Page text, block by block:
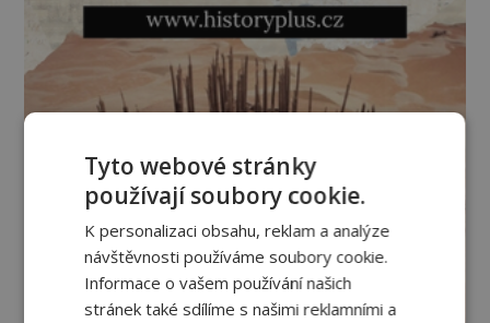
Tyto webové stránky
používají soubory cookie.
K personalizaci obsahu, reklam a analýze
návštěvnosti používáme soubory cookie.
Informace o vašem používání našich
stránek také sdílíme s našimi reklamními a